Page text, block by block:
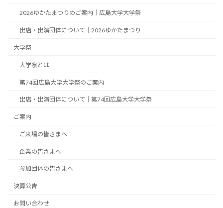
2026ゆかたまつりのご案内｜広島大学大学祭
出店・出演団体について｜2026ゆかたまつり
大学祭
大学祭とは
第74回広島大学大学祭のご案内
出店・出演団体について｜第74回広島大学大学祭
ご案内
ご来場の皆さまへ
企業の皆さまへ
参加団体の皆さまへ
決算公告
お問い合わせ